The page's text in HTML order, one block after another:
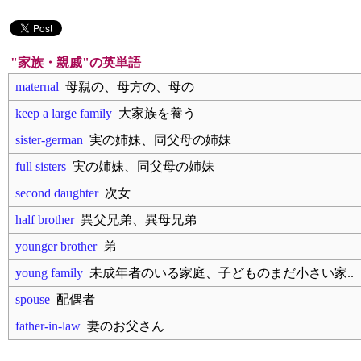
"家族・親戚"の英単語
maternal 母親の、母方の、母の
keep a large family 大家族を養う
sister-german 実の姉妹、同父母の姉妹
full sisters 実の姉妹、同父母の姉妹
second daughter次女
half brother異父兄弟、異母兄弟
younger brother弟
young family 未成年者のいる家庭、子どものまだ小さい家..
spouse 配偶者
father‐in‐law 妻のお父さん